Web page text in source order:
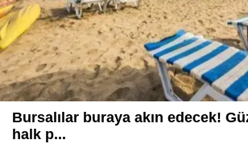
Bursalılar buraya akın edecek!
halk p...